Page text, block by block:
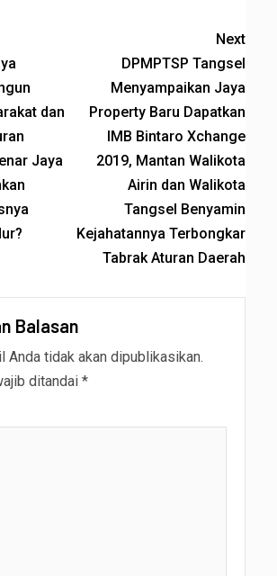
dan
Jaya
Next
DPMPTSP Tangsel
Menyampaikan Jaya
Property Baru Dapatkan
IMB Bintaro Xchange
2019, Mantan Walikota
Airin dan Walikota
Tangsel Benyamin
Kejahatannya Terbongkar
Tabrak Aturan Daerah
Balasan
Anda tidak akan dipublikasikan.
ditandai *